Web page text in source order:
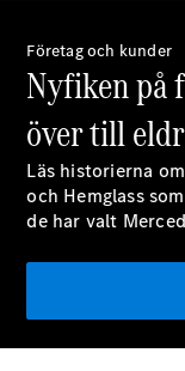
Alla
eSprinter
eSprinter
Skåpbil
eSprinter
Företag och kunder
Nyfiken på
över till
Läs historierna
och Hemglass
de har valt